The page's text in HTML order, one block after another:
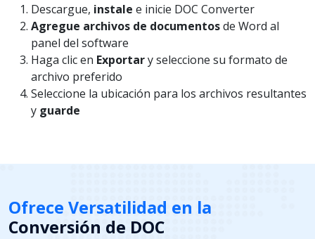
Descargue, instale e inicie DOC Converter
Agregue archivos de documentosde Word al
panel del software
Haga clic en Exportary seleccione su formato de
archivo preferido
Seleccione la ubicación para los archivos resultantes
y guarde
Ofrece Versatilidad en la
Conversión de DOC